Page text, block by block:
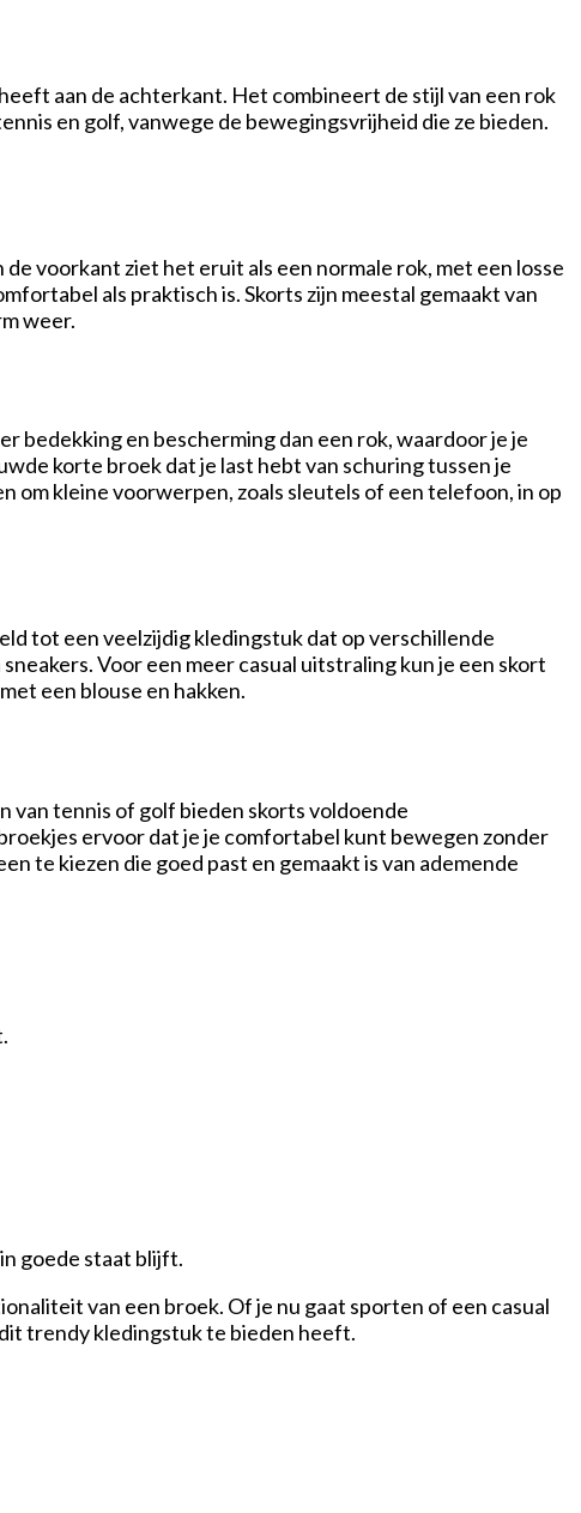
aan de achterkant. Het combineert de stijl van een rok
en golf, vanwege de bewegingsvrijheid die ze bieden.
voorkant ziet het eruit als een normale rok, met een losse
als praktisch is. Skorts zijn meestal gemaakt van
weer.
bedekking en bescherming dan een rok, waardoor je je
korte broek dat je last hebt van schuring tussen je
om kleine voorwerpen, zoals sleutels of een telefoon, in op
tot een veelzijdig kledingstuk dat op verschillende
Voor een meer casual uitstraling kun je een skort
een blouse en hakken.
tennis of golf bieden skorts voldoende
ervoor dat je je comfortabel kunt bewegen zonder
te kiezen die goed past en gemaakt is van ademende
goede staat blijft.
van een broek. Of je nu gaat sporten of een casual
trendy kledingstuk te bieden heeft.